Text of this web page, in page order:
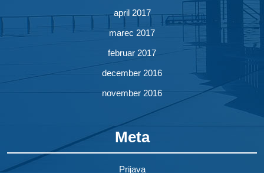
april 2017
marec 2017
februar 2017
december 2016
november 2016
Meta
Prijava